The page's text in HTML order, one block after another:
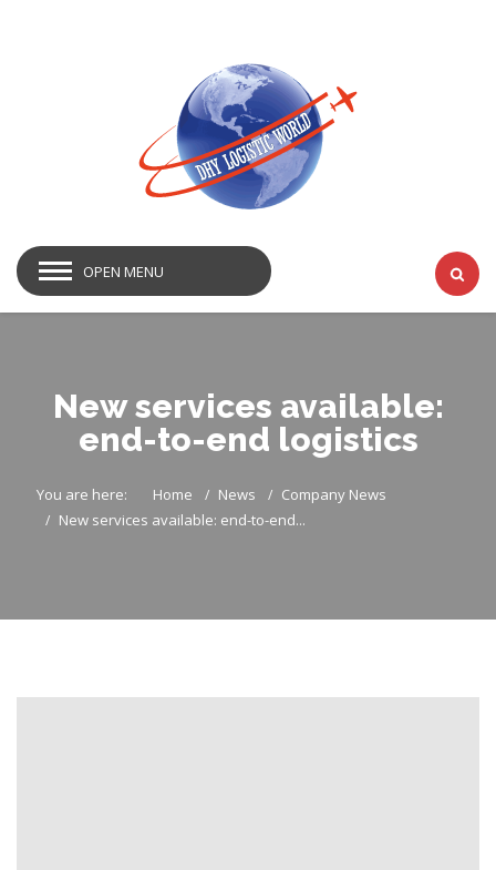
OPEN MENU
New services available:
end-to-end logistics
You are here: Home News
Company News
New services available: end-to-end...